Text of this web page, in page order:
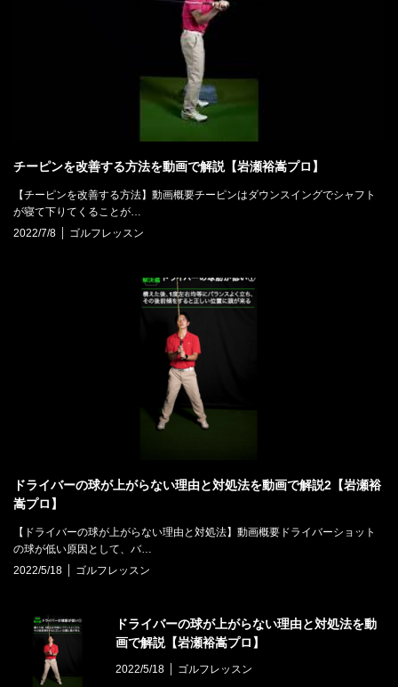
チーピンを改善する方法を動画で解説【岩瀬裕嵩プロ】
【チーピンを改善する方法】動画概要チーピンはダウンスイングでシャフト
が寝て下りてくることが…
2022/7/8
ゴルフレッスン
ドライバーの球が上がらない理由と対処法を動画で解説2【岩瀬裕
嵩プロ】
【ドライバーの球が上がらない理由と対処法】動画概要ドライバーショット
の球が低い原因として、バ…
2022/5/18
ゴルフレッスン
ドライバーの球が上がらない理由と対処法を動
画で解説【岩瀬裕嵩プロ】
2022/5/18 ゴルフレッスン